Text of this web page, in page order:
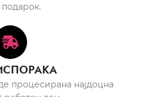
подарок.
процесирана најдоцна